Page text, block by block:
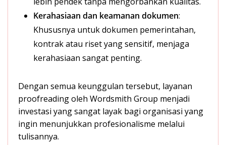
Kerahasiaan dan keamanan dokumen:
Khususnya untuk dokumen pemerintahan,
kontrak atau riset yang sensitif, menjaga
kerahasiaan sangat penting.
Dengan semua keunggulan tersebut, layanan
proofreading oleh Wordsmith Group menjadi
investasi yang sangat layak bagi organisasi yang
ingin menunjukkan profesionalisme melalui
tulisannya.